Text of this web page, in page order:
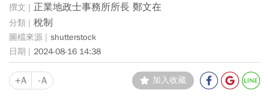
正業地政士事務所所長 鄭文在
稅制
shutterstock
2024-08-16 14:38
+A -A 加入收藏